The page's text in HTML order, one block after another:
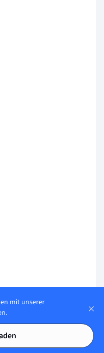
mit unserer